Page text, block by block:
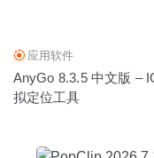
应用软件
AnyGo 8.3.5 中文版 –
拟定位工具